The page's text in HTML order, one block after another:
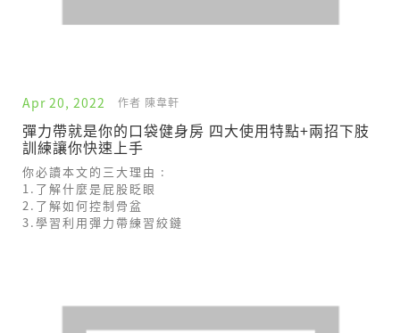
Apr 20, 2022 作者 陳韋軒
彈力帶就是你的口袋健身房 四大使用特點+兩招下肢
訓練讓你快速上手
你必讀本文的三大理由 :
1.了解什麼是屁股眨眼
2.了解如何控制骨盆
3.學習利用彈力帶練習絞鏈